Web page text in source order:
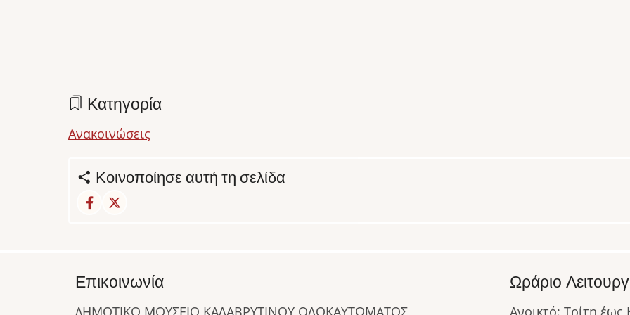
Κατηγορία
Ανακοινώσεις
Κοινοποίησε αυτή τη σελίδα
Επικοινωνία Ωράριο